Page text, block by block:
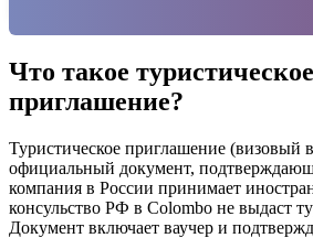
Что такое туристическое
приглашение?
Туристическое приглашение (визовый
официальный документ,
компания в России принимает
консульство РФ в Colombo не выдаст
Документ включает ваучер и